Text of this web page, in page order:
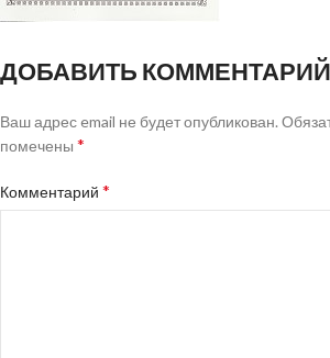
ДОБАВИТЬ КОММЕНТАРИЙ
Ваш адрес email не будет опубликован.
помечены *
Комментарий *